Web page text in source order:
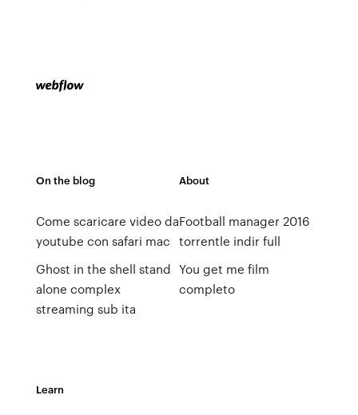
On the blog
Come scaricare video da
youtube con safari mac
Ghost in the shell stand
alone complex
streaming sub ita
About
Football manager 2016
torrentle indir full
You get me film
completo
Learn